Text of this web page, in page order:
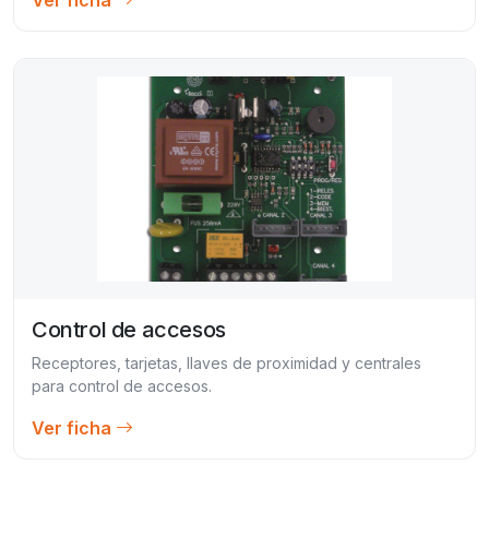
Control de accesos
Receptores, tarjetas, llaves de proximidad y centrales
para control de accesos.
Ver ficha